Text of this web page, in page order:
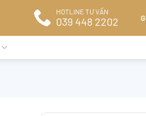
HOTLINE TƯ VẤN
039 448 2202